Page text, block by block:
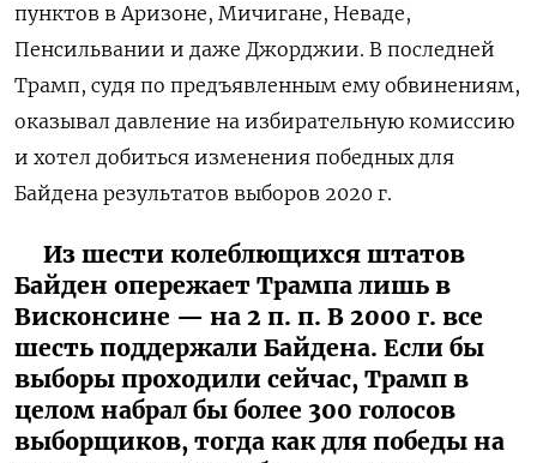
пунктов в Аризоне, Мичигане, Неваде,
Пенсильвании и даже Джорджии. В последней
Трамп, судя по предъявленным ему обвинениям,
оказывал давление на избирательную комиссию
и хотел добиться изменения победных для
Байдена результатов выборов 2020 г.
Из шести колеблющихся штатов
Байден опережает Трампа лишь в
Висконсине — на 2 п. п. В 2000 г. все
шесть поддержали Байдена. Если бы
выборы проходили сейчас, Трамп в
целом набрал бы более 300 голосов
выборщиков, тогда как для победы на